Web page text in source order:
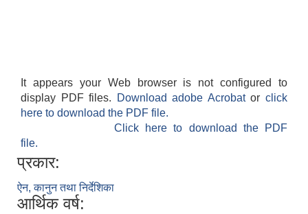
It appears your Web browser is not configured to
display PDF files.
Download adobe Acrobatorclick
here to download the PDF file.
Click here to download the PDF
file.
प्रकार:
ऐन, कानुन तथा निर्देशिका
आर्थिक वर्ष: